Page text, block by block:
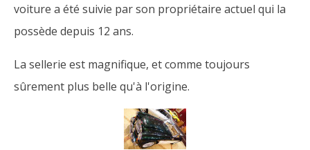
voiture a été suivie par son propriétaire actuel qui la
possède depuis 12 ans.
La sellerie est magnifique, et comme toujours
sûrement plus belle qu'à l'origine.